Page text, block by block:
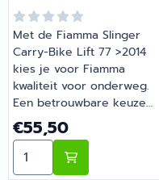
Met de Fiamma Slinger
Carry-Bike Lift 77 >2014
kies je voor Fiamma
kwaliteit voor onderweg.
Een betrouwbare keuze
voor onderweg en op de
camping. Barsema
Recreatie levert camper-,
caravan- en
Prijs: 55,50
€55,50
Aantal kiezen voor